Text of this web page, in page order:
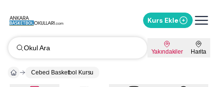
Kurs Ekle
Okul Ara Yakındakiler Harita
Cebeci Basketbol Kursu